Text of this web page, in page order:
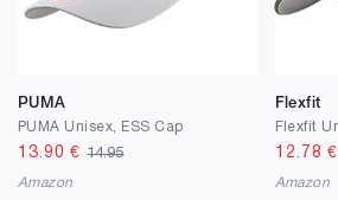
PUMA
PUMA Unisex, ESS Cap
13.90 €14.95
Amazon
Flexfit
12.78 €
Amazon